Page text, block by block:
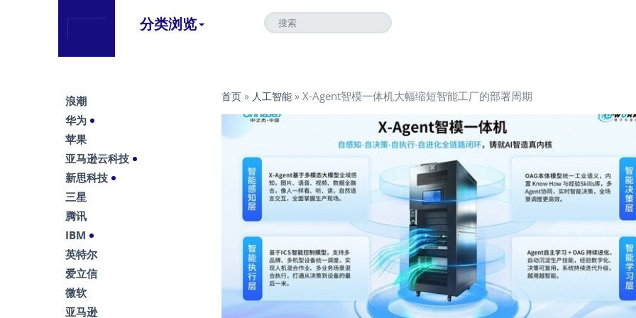
分类浏览
首页 » 人工智能 » X-Agent智模一体机大幅缩短智能工厂的部署周期
浪潮
华为
苹果
亚马逊云科技
新思科技
三星
腾讯
IBM
英特尔
爱立信
微软
亚马逊